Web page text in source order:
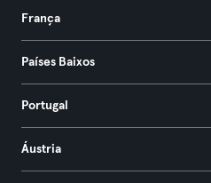
França
Países Baixos
Portugal
Áustria